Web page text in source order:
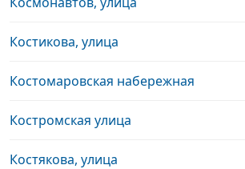
Костикова, улица
Костомаровская набережная
Костромская улица
Костякова, улица